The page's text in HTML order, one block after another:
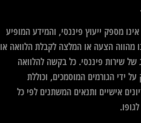
מספק ייעוץ פיננסי, והמידע המופיע
מהווה הצעה או המלצה לקבלת הלוואה או
של שירות פיננסי. כל בקשה להלוואה
על ידי הגורמים המוסמכים, וכוללת
אישיים ותנאים המשתנים לפי כל